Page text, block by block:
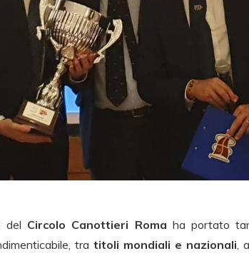
del Circolo Canottieri Roma ha portato
tra titoli mondiali e nazionali,